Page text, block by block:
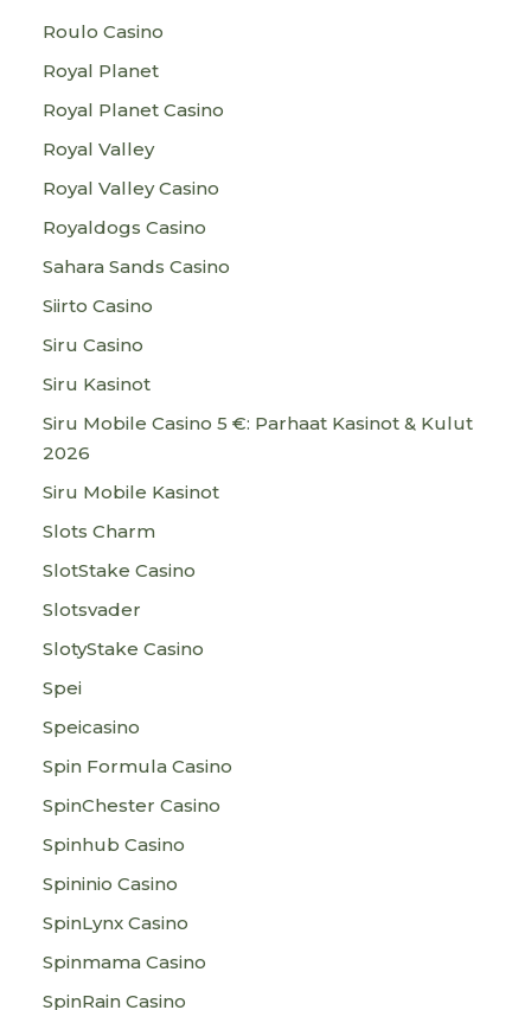
Roulo Casino
Royal Planet
Royal Planet Casino
Royal Valley
Royal Valley Casino
Royaldogs Casino
Sahara Sands Casino
Siirto Casino
Siru Casino
Siru Kasinot
Siru Mobile Casino 5 €: Parhaat Kasinot & Kulut
2026
Siru Mobile Kasinot
Slots Charm
SlotStake Casino
Slotsvader
SlotyStake Casino
Spei
Speicasino
Spin Formula Casino
SpinChester Casino
Spinhub Casino
Spininio Casino
SpinLynx Casino
Spinmama Casino
SpinRain Casino